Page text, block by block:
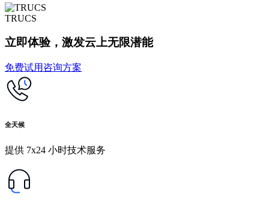
TRUCS
立即体验，激发云上无限潜能
免费试用 咨询方案
全天候
提供 7x24 小时技术服务